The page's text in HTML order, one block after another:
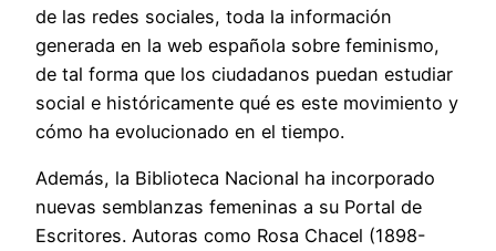
de las redes sociales, toda la información
generada en la web española sobre feminismo,
de tal forma que los ciudadanos puedan estudiar
social e históricamente qué es este movimiento y
cómo ha evolucionado en el tiempo.
Además, la Biblioteca Nacional ha incorporado
nuevas semblanzas femeninas a su Portal de
Escritores. Autoras como Rosa Chacel (1898-